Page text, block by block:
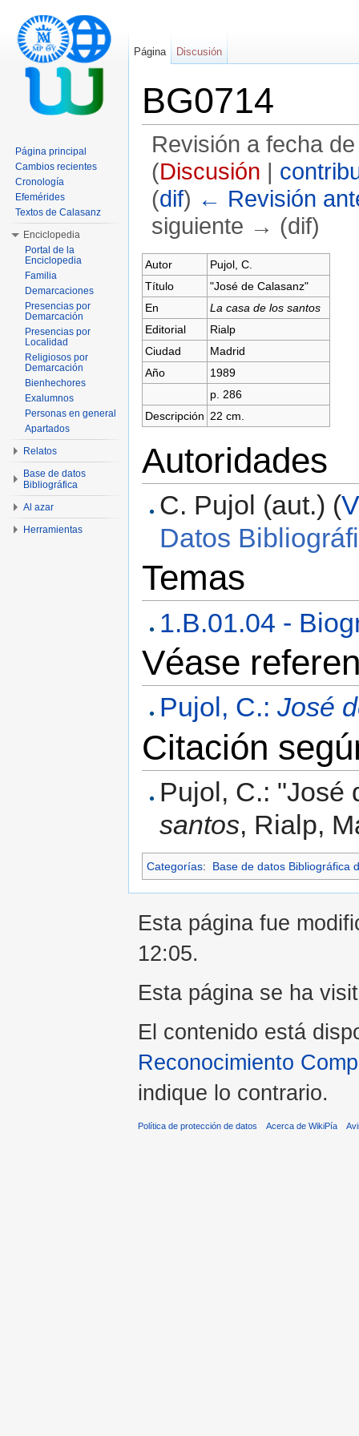
BG0714
Revisión a fecha
(Discusión |
(dif) ← Revisión
siguiente → (dif)
Autor
Pujol, C.
Título
"José de Calasanz"
En
La casa de los santos
Editorial
Rialp
Ciudad
Madrid
Año
1989
p. 286
Descripción 22 cm.
Autoridades
C. Pujol (aut.) (
Datos
Temas
1.B.01.04 -
Véase
Pujol, C.:José
Citación
Pujol, C.:
santos, Rialp,
Categorías: Base de datos Bibliográfica
Página Discusión
Página principal
Cambios recientes
Cronología
Efemérides
Textos de Calasanz
Enciclopedia
Portal de la
Enciclopedia
Familia
Demarcaciones
Presencias por
Demarcación
Presencias por
Localidad
Religiosos por
Demarcación
Bienhechores
Exalumnos
Personas en general
Apartados
Relatos
Base de datos
Bibliográfica
Al azar
Herramientas
Esta página fue
12:05.
Esta página se ha
El contenido está
Reconocimiento
indique lo contrario.
Política de protección de datos Acerca de WikiPía